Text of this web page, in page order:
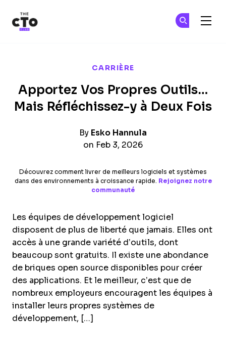
CARRIÈRE
Apportez Vos Propres Outils…
Mais Réfléchissez-y à Deux Fois
By Esko Hannula
on Feb 3, 2026
Découvrez comment livrer de meilleurs logiciels et systèmes
dans des environnements à croissance rapide. Rejoignez notre
communauté
Les équipes de développement logiciel
disposent de plus de liberté que jamais. Elles ont
accès à une grande variété d’outils, dont
beaucoup sont gratuits. Il existe une abondance
de briques open source disponibles pour créer
des applications. Et le meilleur, c’est que de
nombreux employeurs encouragent les équipes à
installer leurs propres systèmes de
développement, […]